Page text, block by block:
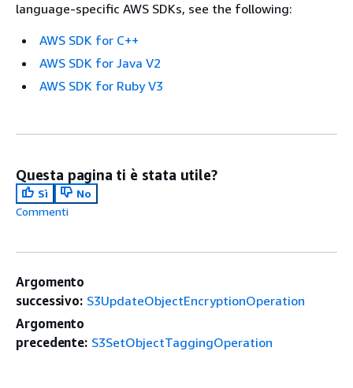
language-specific AWS SDKs, see the following:
AWS SDK for C++
AWS SDK for Java V2
AWS SDK for Ruby V3
Questa pagina ti è stata utile?
Sì
No
Commenti
Argomento
successivo: S3UpdateObjectEncryptionOperation
Argomento
precedente: S3SetObjectTaggingOperation